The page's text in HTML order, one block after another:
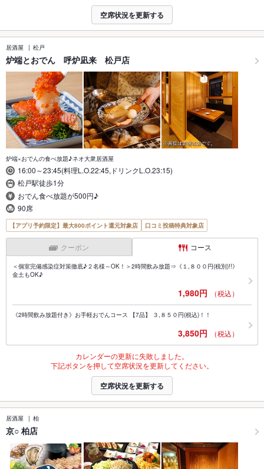
空席状況を更新する
居酒屋 松戸
炉端とおでん 呼炉凪来 松戸店
炉端×おでんの食べ放題♪ネオ大衆居酒屋
16:00～23:45(料理L.O.22:45,ドリンクL.O.23:15)
松戸駅徒歩1分
おでん食べ放題が500円♪
90席
【アプリ予約限定】最大800ポイント還元対象店 口コミ投稿特典対象店
クーポン コース
＜個室完備感染症対策徹底♪２名様～OK！＞2時間飲み放題⇒《１,８００円(税別)!!》
金土もOK♪
1,980円 （税込）
《2時間飲み放題付き》お手軽おでんコース 【7品】 ３,８５０円(税込)！！
3,850円 （税込）
カレンダーの更新に失敗しました。
下記ボタンを押して空席状況を更新してください。
空席状況を更新する
居酒屋 柏
京○ 柏店